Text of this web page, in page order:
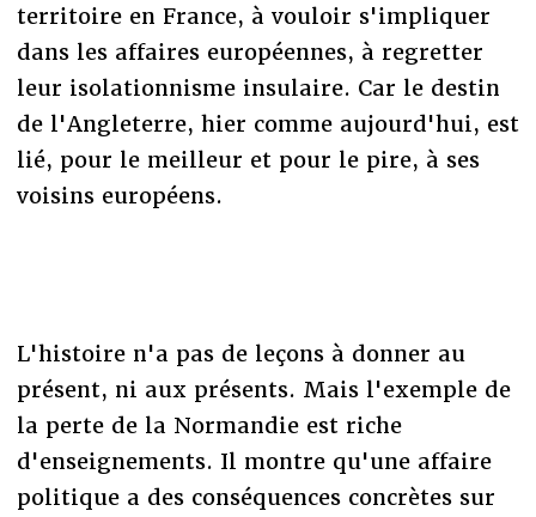
territoire en France, à vouloir s'impliquer
dans les affaires européennes, à regretter
leur isolationnisme insulaire. Car le destin
de l'Angleterre, hier comme aujourd'hui, est
lié, pour le meilleur et pour le pire, à ses
voisins européens.
L'histoire n'a pas de leçons à donner au
présent, ni aux présents. Mais l'exemple de
la perte de la Normandie est riche
d'enseignements. Il montre qu'une affaire
politique a des conséquences concrètes sur